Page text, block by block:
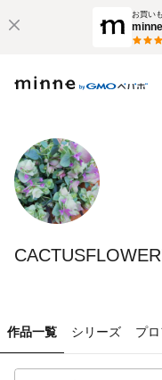
お買い
作品一覧 シリーズ プ